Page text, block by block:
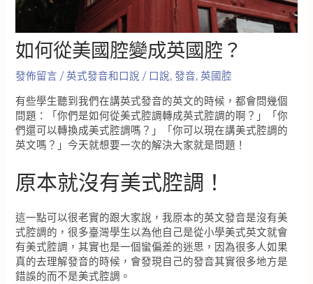
如何從美國腔變成英國腔？
發佈留言 /英式發音和口說 / 口說,發音,英國腔
有些學生聽到我們在講英式發音的英文的時候，都會問幾個
問題：「你們是如何從美式腔調轉成英式腔調的啊？」「你
們還可以轉換成美式腔調嗎？」「你可以現在講美式腔調的
英文嗎？」今天就想要一次的解決大家就是問題！
原本就沒有美式腔調！
這一點可以很老實的跟大家說，我原本的英文發音是沒有美
式腔調的，很多臺灣學生以為他自己是從小學美式英文就會
有美式腔調，其實也是一個蠻偏差的迷思，因為很多人如果
真的去理解發音的時候，會發現自己的發音其實很多地方是
錯誤的而不是美式腔調。